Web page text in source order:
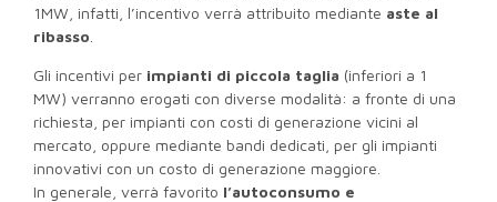
1MW, infatti, l’incentivo verrà attribuito mediante aste al
ribasso
Gli incentivi per impianti di piccola taglia (inferiori a 1
MW) verranno erogati con diverse modalità: a fronte di una
richiesta, per impianti con costi di generazione vicini al
mercato, oppure mediante bandi dedicati, per gli impianti
innovativi con un costo di generazione maggiore.
In generale, verrà favorito l’autoconsumo e